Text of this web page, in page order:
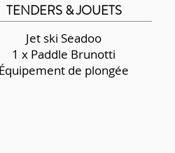
TENDERS & JOUETS
Jet ski Seadoo
1 x Paddle Brunotti
Équipement de plongée